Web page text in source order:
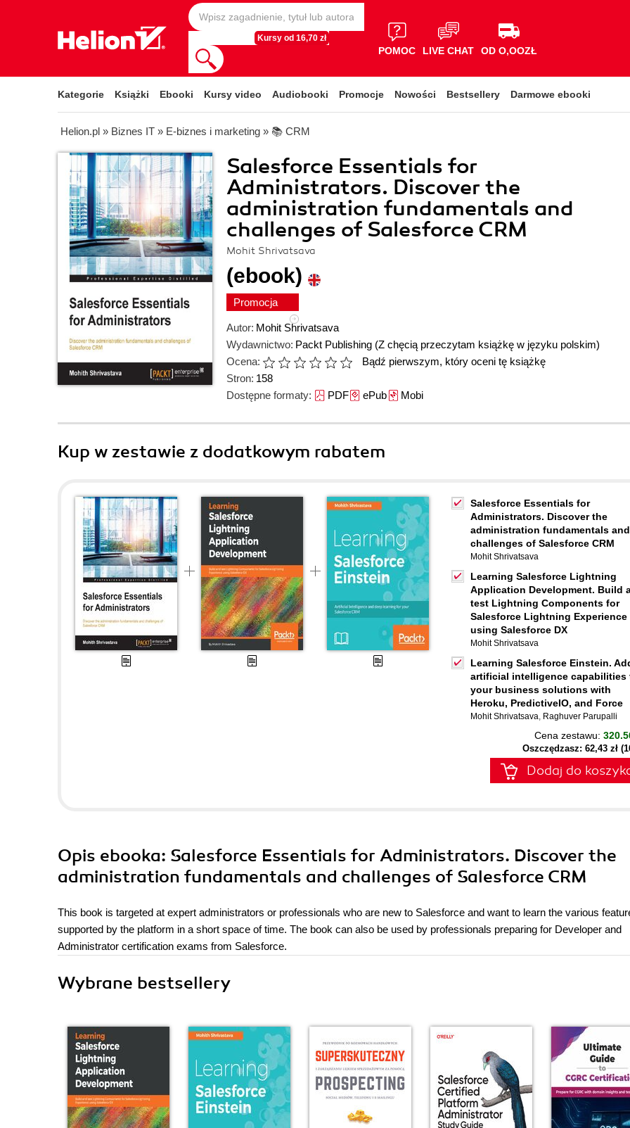
Kursy od 16,70 zł
POMOC LIVE CHAT OD O,OOZŁ
Kategorie Książki Ebooki Kursy video Audiobooki Promocje Nowości Bestsellery Darmowe ebooki
Helion.pl » Biznes IT » E-biznes i marketing » 📚 CRM
Salesforce Essentials for
Administrators. Discover the
administration fundamentals and
challenges of Salesforce CRM
Mohit Shrivatsava
(ebook)
Promocja
Autor: Mohit Shrivatsava
Wydawnictwo: Packt Publishing (Z chęcią przeczytam książkę w języku polskim)
Ocena:
Bądź pierwszym, który oceni tę książkę
Stron: 158
Dostępne formaty: PDFePubMobi
Kup w zestawie z dodatkowym rabatem
Salesforce Essentials for
Administrators. Discover the
administration fundamentals and
challenges of Salesforce CRM
Mohit Shrivatsava
Learning Salesforce Lightning
Application Development. Build
test Lightning Components for
Salesforce Lightning Experience
using Salesforce DX
Mohit Shrivatsava
Learning Salesforce Einstein.
artificial intelligence capabilities
your business solutions with
Heroku, PredictiveIO, and Force
Mohit Shrivatsava, Raghuver Parupalli
Cena zestawu:
Oszczędzasz: 62,43 zł
Dodaj do
Opis ebooka: Salesforce Essentials for Administrators. Discover the
administration fundamentals and challenges of Salesforce CRM
This book is targeted at expert administrators or professionals who are new to Salesforce and want to learn the various
supported by the platform in a short space of time. The book can also be used by professionals preparing for Developer and
Administrator certification exams from Salesforce.
Wybrane bestsellery